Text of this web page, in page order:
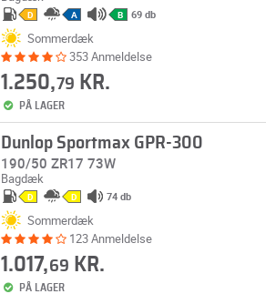
D A B 69 db
Sommerdæk
353 Anmeldelse
1.250,79 KR.
PÅ LAGER
Dunlop Sportmax GPR-300
190/50 ZR17 73W
Bagdæk
D D 74 db
Sommerdæk
123 Anmeldelse
1.017,69 KR.
PÅ LAGER